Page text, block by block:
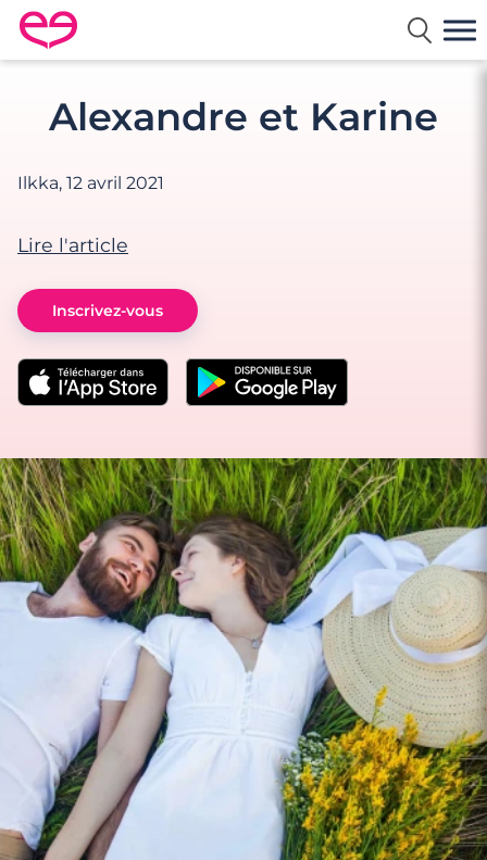
Rencontre en France avec Meetic
Alexandre et Karine
Ilkka, 12 avril 2021
Lire l'article
Inscrivez-vous